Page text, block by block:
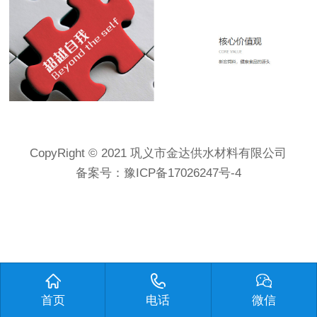
CopyRight © 2021 巩义市金达供水材料有限公司
备案号： 豫ICP备17026247号-4
首页 电话 微信